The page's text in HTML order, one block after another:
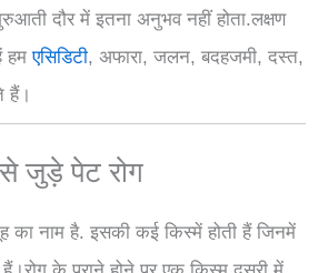
दौर में इतना अनुभव नहीं होता.लक्षण
हमएसिडिटी, अफारा, जलन, बदहजमी, दस्त,
हैं।
जुड़े पेट रोग
का नाम है. इसकी कई किस्में होती हैं जिनमें